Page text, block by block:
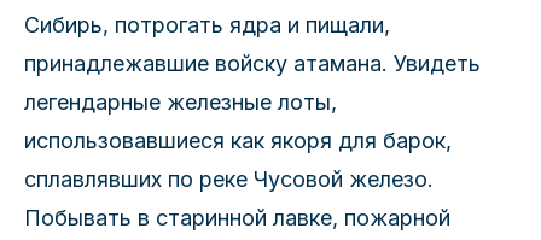
Сибирь, потрогать ядра и пищали,
принадлежавшие войску атамана. Увидеть
легендарные железные лоты,
использовавшиеся как якоря для барок,
сплавлявших по реке Чусовой железо.
Побывать в старинной лавке, пожарной